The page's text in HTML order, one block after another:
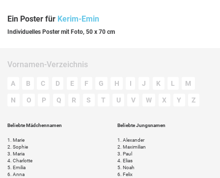
Ein Poster für Kerim-Emin
Individuelles Poster mit Foto, 50 x 70 cm
Vornamen-Verzeichnis
A B C D E F G H I J K L M
N O P Q R S T U V W X Y Z
Beliebte Mädchennamen
1. Marie
2. Sophie
3. Maria
4. Charlotte
5. Emilia
6. Anna
Beliebte Jungsnamen
1. Alexander
2. Maximilian
3. Paul
4. Elias
5. Noah
6. Felix